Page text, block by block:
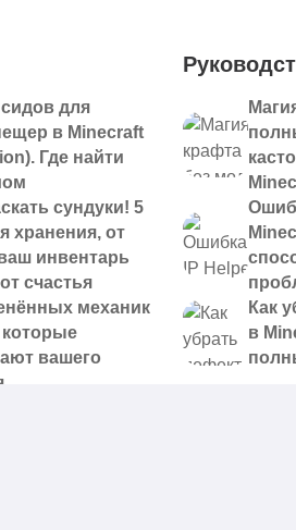
для
в Minecraft
Где найти
сундуки! 5
хранения, от
инвентарь
счастья
механик
которые
вашего
Как
в